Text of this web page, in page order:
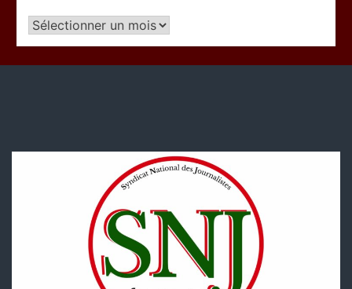
Articles
par
période